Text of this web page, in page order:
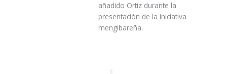
añadido Ortiz durante la
presentación de la iniciativa
mengibareña.